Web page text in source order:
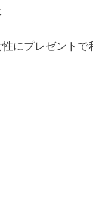
にプレゼント